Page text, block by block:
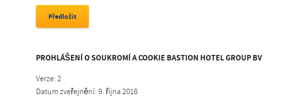
PROHLÁŠENÍ O SOUKROMÍ A COOKIE BASTION HOTEL GROUP BV
Verze: 2
Datum zveřejnění: 9. října 2018